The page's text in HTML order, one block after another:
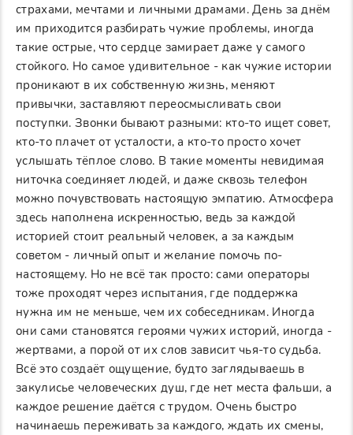
страхами, мечтами и личными драмами. День за днём
им приходится разбирать чужие проблемы, иногда
такие острые, что сердце замирает даже у самого
стойкого. Но самое удивительное - как чужие истории
проникают в их собственную жизнь, меняют
привычки, заставляют переосмысливать свои
поступки. Звонки бывают разными: кто-то ищет совет,
кто-то плачет от усталости, а кто-то просто хочет
услышать тёплое слово. В такие моменты невидимая
ниточка соединяет людей, и даже сквозь телефон
можно почувствовать настоящую эмпатию. Атмосфера
здесь наполнена искренностью, ведь за каждой
историей стоит реальный человек, а за каждым
советом - личный опыт и желание помочь по-
настоящему. Но не всё так просто: сами операторы
тоже проходят через испытания, где поддержка
нужна им не меньше, чем их собеседникам. Иногда
они сами становятся героями чужих историй, иногда -
жертвами, а порой от их слов зависит чья-то судьба.
Всё это создаёт ощущение, будто заглядываешь в
закулисье человеческих душ, где нет места фальши, а
каждое решение даётся с трудом. Очень быстро
начинаешь переживать за каждого, ждать их смены,